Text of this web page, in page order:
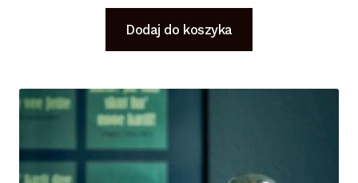
Dodaj do koszyka